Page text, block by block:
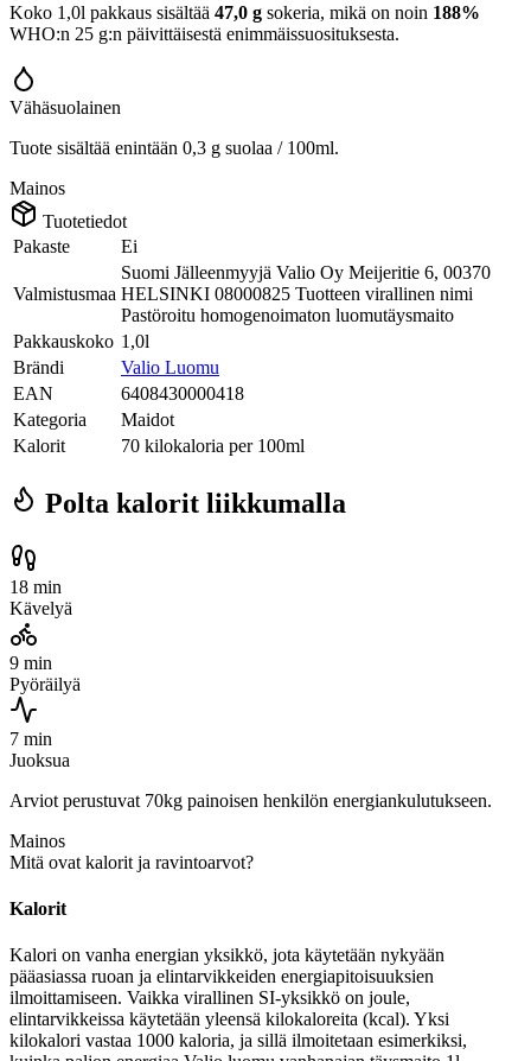
Koko 1,0l pakkaus sisältää 47,0 g sokeria, mikä on noin 188%
WHO:n 25 g:n päivittäisestä enimmäissuosituksesta.
Vähäsuolainen
Tuote sisältää enintään 0,3 g suolaa / 100ml.
Mainos
Tuotetiedot
Pakaste
Ei
Valmistusmaa
Suomi Jälleenmyyjä Valio Oy Meijeritie 6, 00370
HELSINKI 08000825 Tuotteen virallinen nimi
Pastöroitu homogenoimaton luomutäysmaito
Pakkauskoko 1,0l
Brändi
Valio Luomu
EAN
6408430000418
Kategoria
Maidot
Kalorit
70 kilokaloria per 100ml
Polta kalorit liikkumalla
18 min
Kävelyä
9 min
Pyöräilyä
7 min
Juoksua
Arviot perustuvat 70kg painoisen henkilön energiankulutukseen.
Mainos
Mitä ovat kalorit ja ravintoarvot?
Kalorit
Kalori on vanha energian yksikkö, jota käytetään nykyään
pääasiassa ruoan ja elintarvikkeiden energiapitoisuuksien
ilmoittamiseen. Vaikka virallinen SI-yksikkö on joule,
elintarvikkeissa käytetään yleensä kilokaloreita (kcal). Yksi
kilokalori vastaa 1000 kaloria, ja sillä ilmoitetaan esimerkiksi,